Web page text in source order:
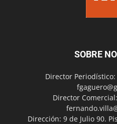
SOBRE
Director
Director
Dirección: 9 de Julio 90.